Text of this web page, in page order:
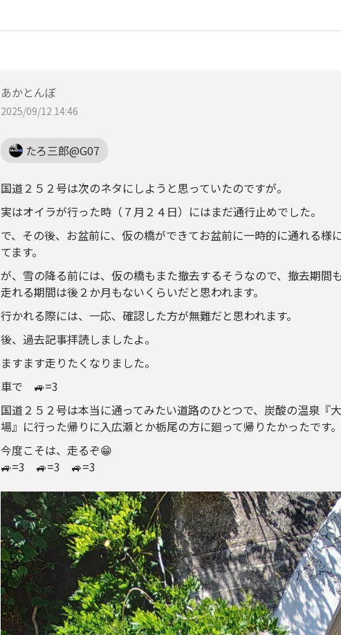
あかとんぼ
2025/09/12 14:46
たろ三郎@G07
国道２５２号は次のネタにしようと思っていたのですが。
実はオイラが行った時（７月２４日）にはまだ通行止めでした。
で、その後、お盆前に、仮の橋ができてお盆前に一時的に通れる様
てます。
が、雪の降る前には、仮の橋もまた撤去するそうなので、撤去期間
走れる期間は後２か月もないくらいだと思われます。
行かれる際には、一応、確認した方が無難だと思われます。
後、過去記事拝読しましたよ。
ますます走りたくなりました。
車で 🚙=3
国道２５２号は本当に通ってみたい道路のひとつで、炭酸の温泉『
場』に行った帰りに入広瀬とか栃尾の方に廻って帰りたかったです。
今度こそは、走るぞ😁
🚙=3 🚙=3 🚙=3